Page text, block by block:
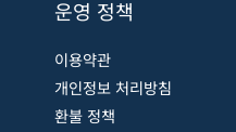
운영 정책
이용약관
개인정보 처리방침
환불 정책